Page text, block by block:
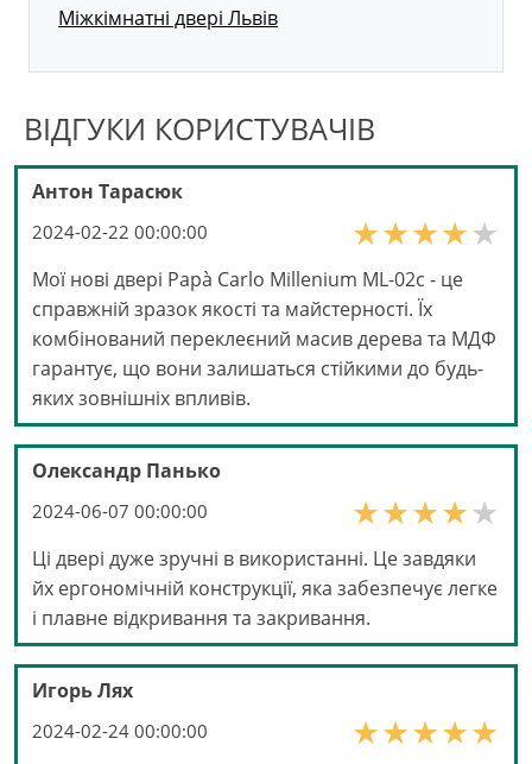
Міжкімнатні двері Львів
ВІДГУКИ КОРИСТУВАЧІВ
Антон Тарасюк
2024-02-22 00:00:00
Мої нові двері Papà Carlo Millenium ML-02с - це
справжній зразок якості та майстерності. Їх
комбінований переклеєний масив дерева та МДФ
гарантує, що вони залишаться стійкими до будь-
яких зовнішніх впливів.
Олександр Панько
2024-06-07 00:00:00
Ці двері дуже зручні в використанні. Це завдяки
йх ергономічній конструкції, яка забезпечує легке
і плавне відкривання та закривання.
Игорь Лях
2024-02-24 00:00:00